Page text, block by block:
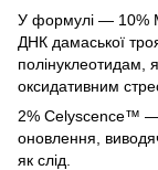
У формулі — 10%
ДНК дамаської
полінуклеотидам,
оксидативним
2% Celyscence™ —
оновлення,
як слід.